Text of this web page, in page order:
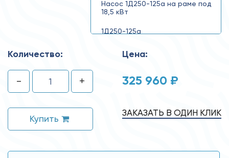
Насос 1Д250-125а на раме под
18,5 кВт
1Д250-125а
Количество:
- +
Купить
Цена:
325 960 ₽
ЗАКАЗАТЬ В ОДИН КЛИК